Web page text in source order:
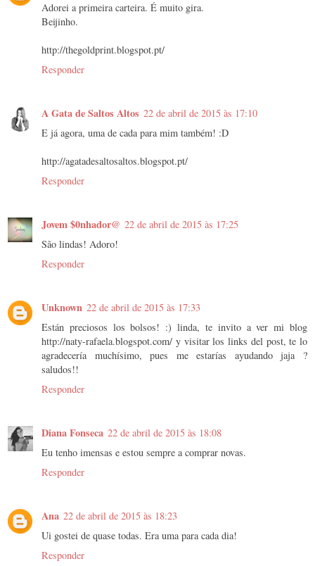
Adorei a primeira carteira. É muito gira.
Beijinho.
http://thegoldprint.blogspot.pt/
Responder
A Gata de Saltos Altos 22 de abril de 2015 às 17:10
E já agora, uma de cada para mim também! :D
http://agatadesaltosaltos.blogspot.pt/
Responder
Jovem $0nhador@ 22 de abril de 2015 às 17:25
São lindas! Adoro!
Responder
Unknown 22 de abril de 2015 às 17:33
Están preciosos los bolsos! :) linda, te invito a ver mi blog
http://naty-rafaela.blogspot.com/ y visitar los links del post, te lo
agradecería muchísimo, pues me estarías ayudando jaja ?
saludos!!
Responder
Diana Fonseca 22 de abril de 2015 às 18:08
Eu tenho imensas e estou sempre a comprar novas.
Responder
Ana 22 de abril de 2015 às 18:23
Ui gostei de quase todas. Era uma para cada dia!
Responder